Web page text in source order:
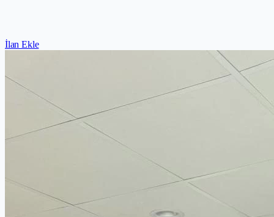
İlan Ekle